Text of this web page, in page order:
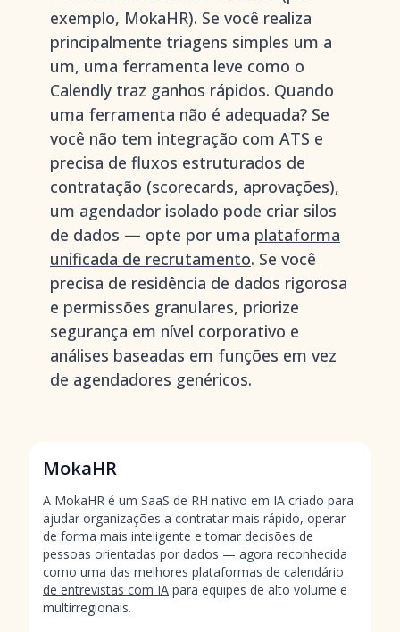
exemplo, MokaHR). Se você realiza
principalmente triagens simples um a
um, uma ferramenta leve como o
Calendly traz ganhos rápidos. Quando
uma ferramenta não é adequada? Se
você não tem integração com ATS e
precisa de fluxos estruturados de
contratação (scorecards, aprovações),
um agendador isolado pode criar silos
de dados — opte por uma plataforma
unificada de recrutamento. Se você
precisa de residência de dados rigorosa
e permissões granulares, priorize
segurança em nível corporativo e
análises baseadas em funções em vez
de agendadores genéricos.
MokaHR
A MokaHR é um SaaS de RH nativo em IA criado para
ajudar organizações a contratar mais rápido, operar
de forma mais inteligente e tomar decisões de
pessoas orientadas por dados — agora reconhecida
como uma das melhores plataformas de calendário
de entrevistas com IA para equipes de alto volume e
multirregionais.